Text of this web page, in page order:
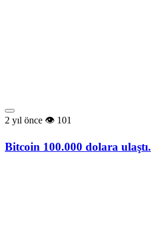
2 yıl önce 101
Bitcoin 100.000 dolara ulaştı.